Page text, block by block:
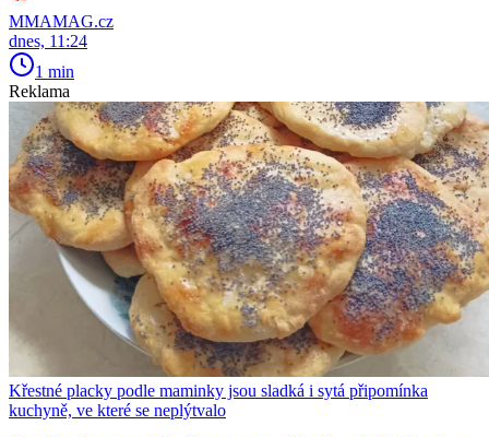
MMAMAG.cz
dnes, 11:24
1 min
Reklama
Křestné placky podle maminky jsou sladká i sytá připomínka
kuchyně, ve které se neplýtvalo